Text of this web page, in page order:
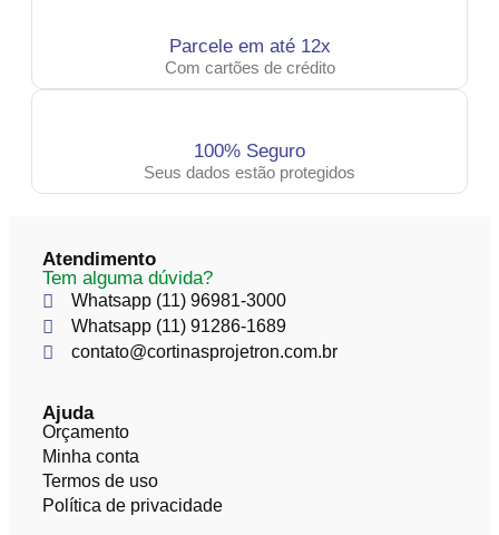
Parcele em até 12x
Com cartões de crédito
100% Seguro
Seus dados estão protegidos
Atendimento
Tem alguma dúvida?
Whatsapp (11) 96981-3000
Whatsapp (11) 91286-1689
contato@cortinasprojetron.com.br
Ajuda
Orçamento
Minha conta
Termos de uso
Política de privacidade